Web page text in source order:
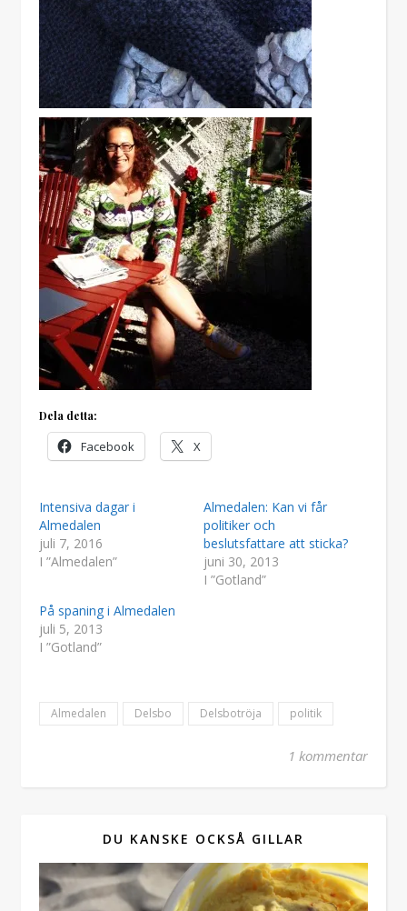
Dela detta:
Facebook X
Intensiva dagar i
Almedalen
juli 7, 2016
I ”Almedalen”
Almedalen: Kan vi får
politiker och
beslutsfattare att sticka?
juni 30, 2013
I ”Gotland”
På spaning i Almedalen
juli 5, 2013
I ”Gotland”
Almedalen Delsbo Delsbotröja politik
1 kommentar
DU KANSKE OCKSÅ GILLAR